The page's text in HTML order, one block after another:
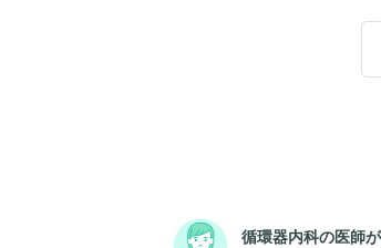
循環器内科の医師